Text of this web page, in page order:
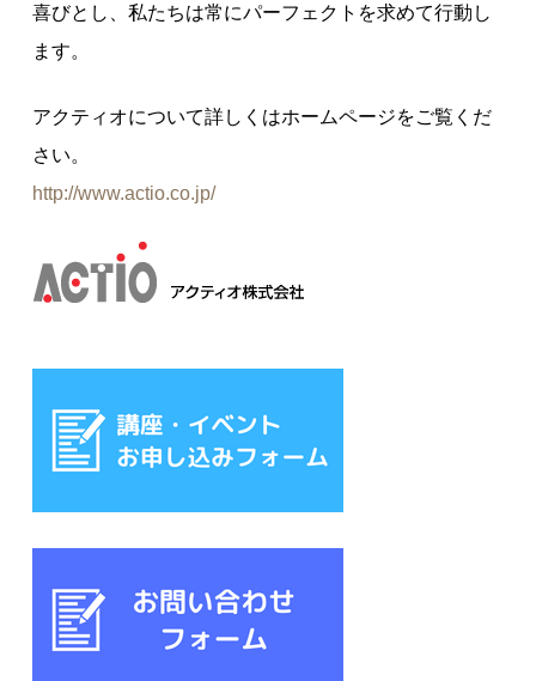
喜びとし、私たちは常にパーフェクトを求めて行動し
ます。
アクティオについて詳しくはホームページをご覧くだ
さい。
http://www.actio.co.jp/